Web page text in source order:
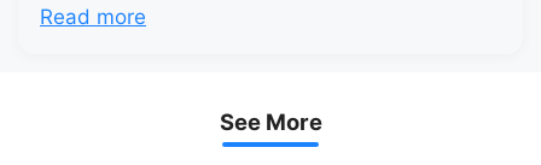
Read more
See More